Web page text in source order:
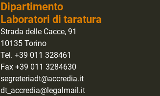
Dipartimento
Laboratori di taratura
Strada delle Cacce, 91
10135 Torino
Tel. +39 011 328461
Fax +39 011 3284630
segreteriadt@accredia.it
dt_accredia@legalmail.it